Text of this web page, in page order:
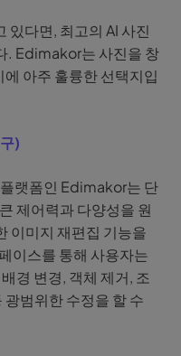
있다면, 최고의 AI 사진
. Edimakor는 사진을 창
아주 훌륭한 선택지입
)
랫폼인 Edimakor는 단
제어력과 다양성을 원
이미지 재편집 기능을
이스를 통해 사용자는
경 변경, 객체 제거, 조
범위한 수정을 할 수